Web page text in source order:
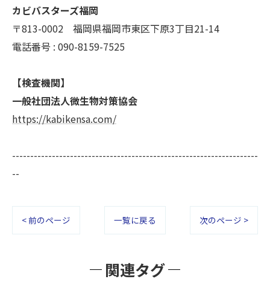
カビバスターズ福岡
〒813-0002 福岡県福岡市東区下原3丁目21-14
電話番号 : 090-8159-7525
【検査機関】
一般社団法人微生物対策協会
https://kabikensa.com/
--------------------------------------------------------------------
--
< 前のページ 一覧に戻る 次のページ >
関連タグ